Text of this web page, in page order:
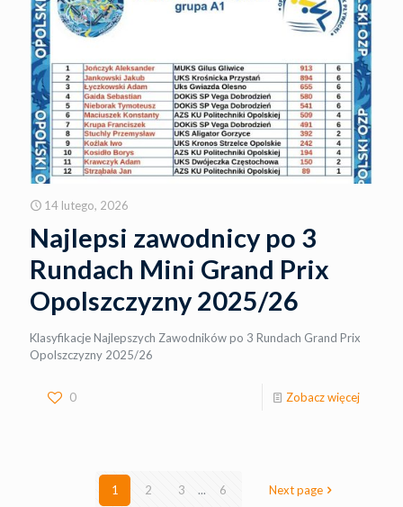
14 lutego, 2026
Najlepsi zawodnicy po 3
Rundach Mini Grand Prix
Opolszczyzny 2025/26
Klasyfikacje Najlepszych Zawodników po 3 Rundach Grand Prix
Opolszczyzny 2025/26
0 Zobacz więcej
1 2 3 ... 6 Next page